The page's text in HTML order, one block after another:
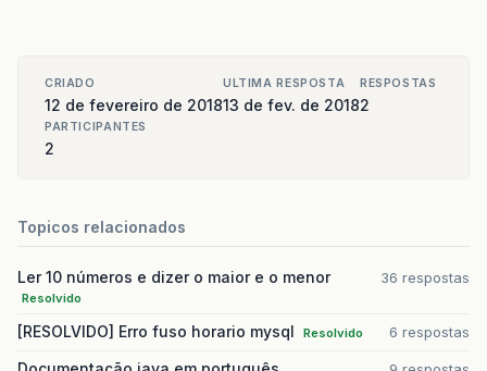
CRIADO
12 de fevereiro de 2018
ULTIMA RESPOSTA
13 de fev. de 2018
RESPOSTAS
2
PARTICIPANTES
2
Topicos relacionados
Ler 10 números e dizer o maior e o menor
Resolvido
36 respostas
[RESOLVIDO] Erro fuso horario mysql Resolvido 6 respostas